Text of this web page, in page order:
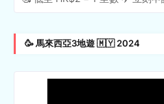
🥳 馬來西亞3地遊 🇲🇾 2024